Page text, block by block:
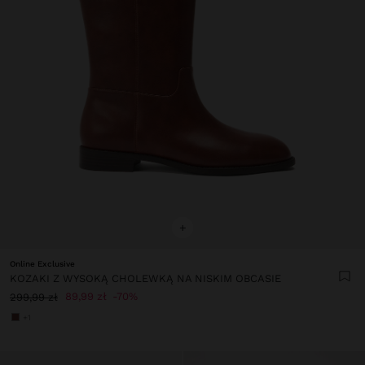
+
Online Exclusive
KOZAKI Z WYSOKĄ CHOLEWKĄ NA NISKIM OBCASIE
299,99 zł
89,99 zł 70%